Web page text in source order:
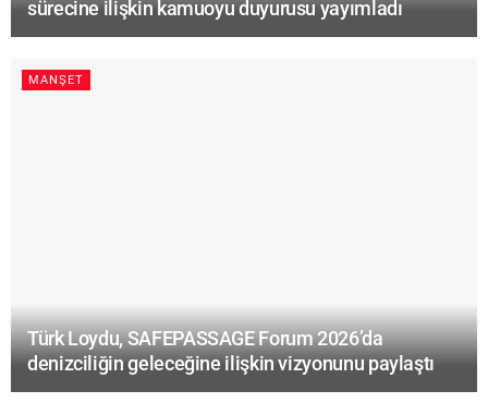
sürecine ilişkin kamuoyu duyurusu yayımladı
MANŞET
Türk Loydu, SAFEPASSAGE Forum 2026’da
denizciliğin geleceğine ilişkin vizyonunu paylaştı